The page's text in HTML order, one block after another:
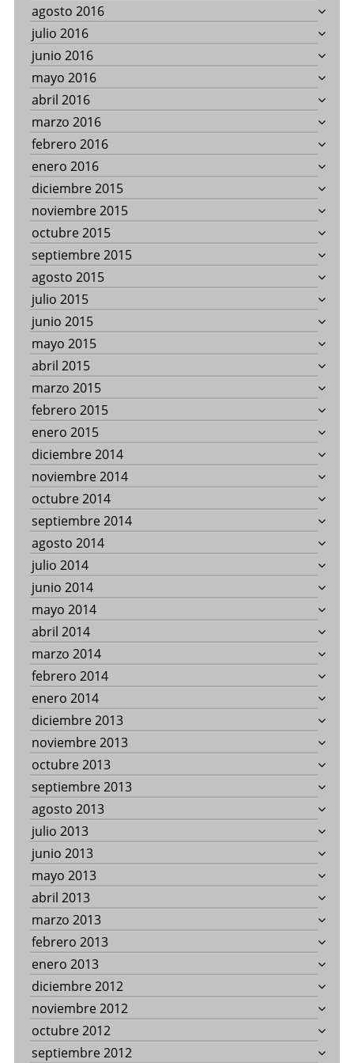
agosto 2016
julio 2016
junio 2016
mayo 2016
abril 2016
marzo 2016
febrero 2016
enero 2016
diciembre 2015
noviembre 2015
octubre 2015
septiembre 2015
agosto 2015
julio 2015
junio 2015
mayo 2015
abril 2015
marzo 2015
febrero 2015
enero 2015
diciembre 2014
noviembre 2014
octubre 2014
septiembre 2014
agosto 2014
julio 2014
junio 2014
mayo 2014
abril 2014
marzo 2014
febrero 2014
enero 2014
diciembre 2013
noviembre 2013
octubre 2013
septiembre 2013
agosto 2013
julio 2013
junio 2013
mayo 2013
abril 2013
marzo 2013
febrero 2013
enero 2013
diciembre 2012
noviembre 2012
octubre 2012
septiembre 2012